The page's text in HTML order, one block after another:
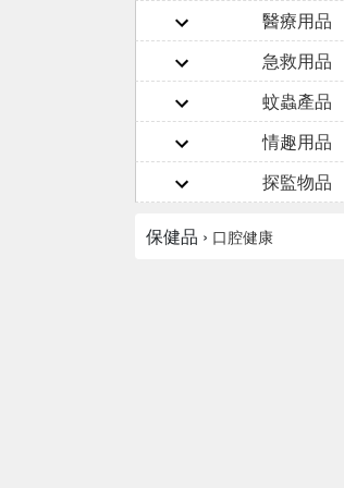
醫療用品
急救用品
蚊蟲產品
情趣用品
探監物品
保健品 › 口腔健康